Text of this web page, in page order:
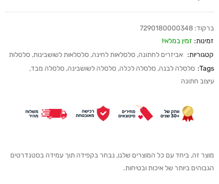
ברקוד: 7290180000348
זמינות: זמין במלאי!
קטגוריות: אביזרים לחתונה, סלסלאות לחינה, סלסלאות לשושבינות, סלסלות
Tags: סלסלה לבנה, סלסלה לכלה, סלסלה לשושבינה, סלסלה מבד,
עיצוב חתונה
מוצר זה, ביחד עם כל המוצרים שלנו, נבחר בקפידה תוך עמידה בסטנדרטים
הגבוהים ביותר של איכות ובטיחות.